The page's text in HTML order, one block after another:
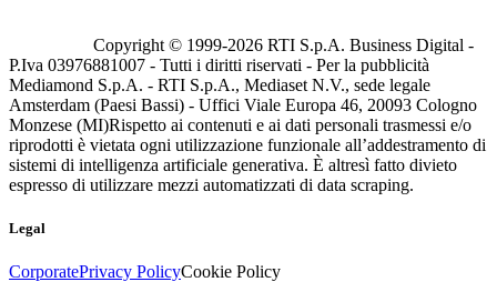
Copyright © 1999-2026 RTI S.p.A. Business Digital -
P.Iva 03976881007 - Tutti i diritti riservati - Per la pubblicità
Mediamond S.p.A. - RTI S.p.A., Mediaset N.V., sede legale
Amsterdam (Paesi Bassi) - Uffici Viale Europa 46, 20093 Cologno
Monzese (MI)Rispetto ai contenuti e ai dati personali trasmessi e/o
riprodotti è vietata ogni utilizzazione funzionale all’addestramento di
sistemi di intelligenza artificiale generativa. È altresì fatto divieto
espresso di utilizzare mezzi automatizzati di data scraping.
Legal
CorporatePrivacy PolicyCookie Policy